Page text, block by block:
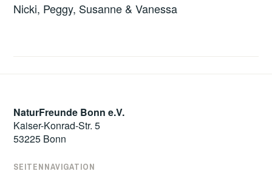
Nicki, Peggy, Susanne & Vanessa
NaturFreunde Bonn e.V.
Kaiser-Konrad-Str. 5
53225 Bonn
SEITENNAVIGATION